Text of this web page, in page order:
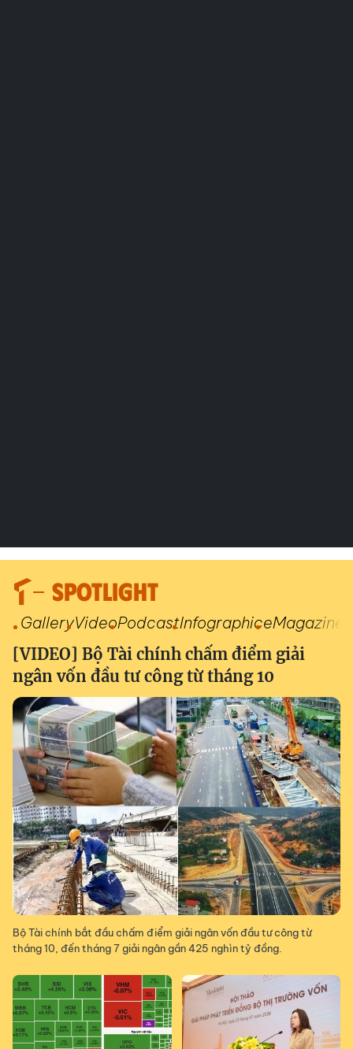
SPOTLIGHT
GalleryVideoPodcastInfographiceMagazine
[VIDEO] Bộ Tài chính chấm điểm giải
ngân vốn đầu tư công từ tháng 10
Bộ Tài chính bắt đầu chấm điểm giải ngân vốn đầu tư công từ
tháng 10, đến tháng 7 giải ngân gần 425 nghìn tỷ đồng.